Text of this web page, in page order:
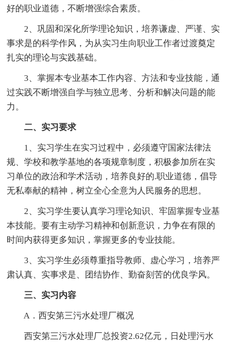
好的职业道德，不断增强综合素质。
2、巩固和深化所学理论知识，培养谦虚、严谨、实
事求是的科学作风，为从实习生向职业工作者过渡奠定
扎实的理论与实践基础。
3、掌握本专业基本工作内容、方法和专业技能，通
过实践不断增强自学与独立思考、分析和解决问题的能
力。
二、实习要求
1、实习学生在实习过程中，必须遵守国家法律法
规、学校和教学基地的各项规章制度，积极参加所在实
习单位的政治和学术活动，培养良好的.职业道德，倡导
无私奉献的精神，树立全心全意为人民服务的思想。
2、实习学生要认真学习理论知识、牢固掌握专业基
本技能。要有主动学习精神和创新意识，力争在有限的
时间内获得更多知识，掌握更多的专业技能。
3、实习学生必须尊重指导教师、虚心学习，培养严
肃认真、实事求是、团结协作、勤奋刻苦的优良学风。
三、实习内容
A．西安第三污水处理厂概况
西安第三污水处理厂总投资2.62亿元，日处理污水